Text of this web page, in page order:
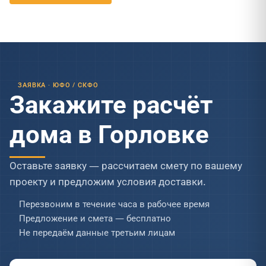
ЗАЯВКА · ЮФО / СКФО
Закажите расчёт
дома в Горловке
Оставьте заявку — рассчитаем смету по вашему
проекту и предложим условия доставки.
Перезвоним в течение часа в рабочее время
Предложение и смета — бесплатно
Не передаём данные третьим лицам